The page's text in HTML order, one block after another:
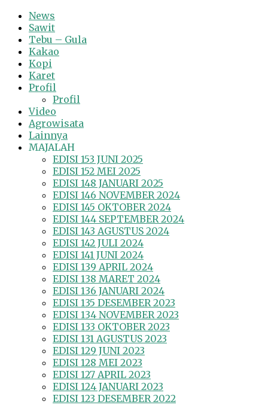
News
Sawit
Tebu – Gula
Kakao
Kopi
Karet
Profil
Profil
Video
Agrowisata
Lainnya
MAJALAH
EDISI 153 JUNI 2025
EDISI 152 MEI 2025
EDISI 148 JANUARI 2025
EDISI 146 NOVEMBER 2024
EDISI 145 OKTOBER 2024
EDISI 144 SEPTEMBER 2024
EDISI 143 AGUSTUS 2024
EDISI 142 JULI 2024
EDISI 141 JUNI 2024
EDISI 139 APRIL 2024
EDISI 138 MARET 2024
EDISI 136 JANUARI 2024
EDISI 135 DESEMBER 2023
EDISI 134 NOVEMBER 2023
EDISI 133 OKTOBER 2023
EDISI 131 AGUSTUS 2023
EDISI 129 JUNI 2023
EDISI 128 MEI 2023
EDISI 127 APRIL 2023
EDISI 124 JANUARI 2023
EDISI 123 DESEMBER 2022